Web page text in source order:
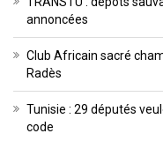
annoncées
Club Africain sacré
Radès
Tunisie : 29 députés
code